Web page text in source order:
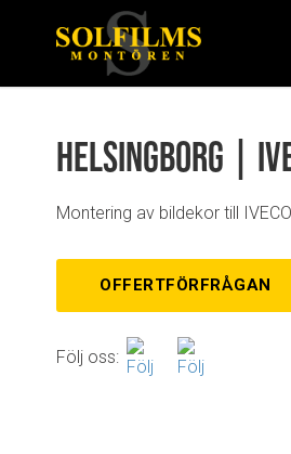
Helsingborg |
Montering av bildekor till
OFFERTFÖRFRÅGAN
Följ oss: